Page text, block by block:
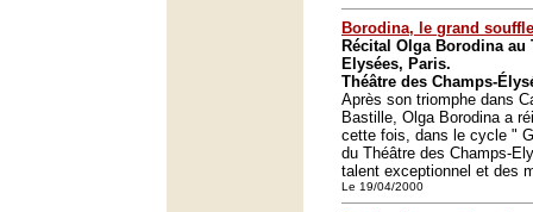
Borodina, le grand souffle
Récital Olga Borodina au
Elysées, Paris.
Théâtre des Champs-
Après son triomphe dans
Bastille, Olga Borodina a
cette fois, dans le cycle "
du Théâtre des Champs-
talent exceptionnel et des
Le 19/04/2000